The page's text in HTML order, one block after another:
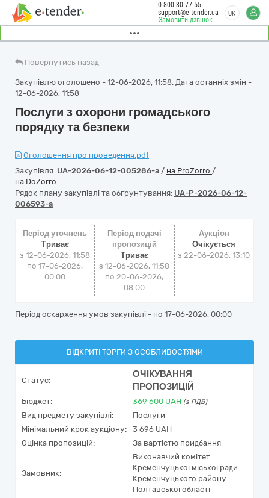
Замовити дзвінок
0 800 30 77 55
support@e-tender.ua
UK
Повернутись назад
Закупівлю оголошено - 12-06-2026, 11:58. Дата останніх змін -
12-06-2026, 11:58
Послуги з охорони громадського
порядку та безпеки
Оголошення про проведення.pdf
Закупівля: UA-2026-06-12-005286-a / на ProZorro /
на DoZorro
Рядок плану закупівлі та обґрунтування: UA-P-2026-06-12-
006593-a
Період уточнень
Триває
з 12-06-2026, 11:58
по 17-06-2026,
00:00
Період подачі
пропозицій
Триває
з 12-06-2026, 11:58
по 20-06-2026,
08:00
Аукціон
Очікується
з22-06-2026, 13:10
Період оскарження умов закупівлі - по 17-06-2026, 00:00
ВІДКРИТІ ТОРГИ З ОСОБЛИВОСТЯМИ
Статус:
ОЧІКУВАННЯ
ПРОПОЗИЦІЙ
Бюджет: 369 600 UAH (з ПДВ)
Вид предмету закупівлі:
Послуги
Мінімальний крок аукціону:
3 696 UAH
Оцінка пропозицій:
За вартістю придбання
Замовник:
Виконавчий комітет
Кременчуцької міської ради
Кременчуцького району
Полтавської області